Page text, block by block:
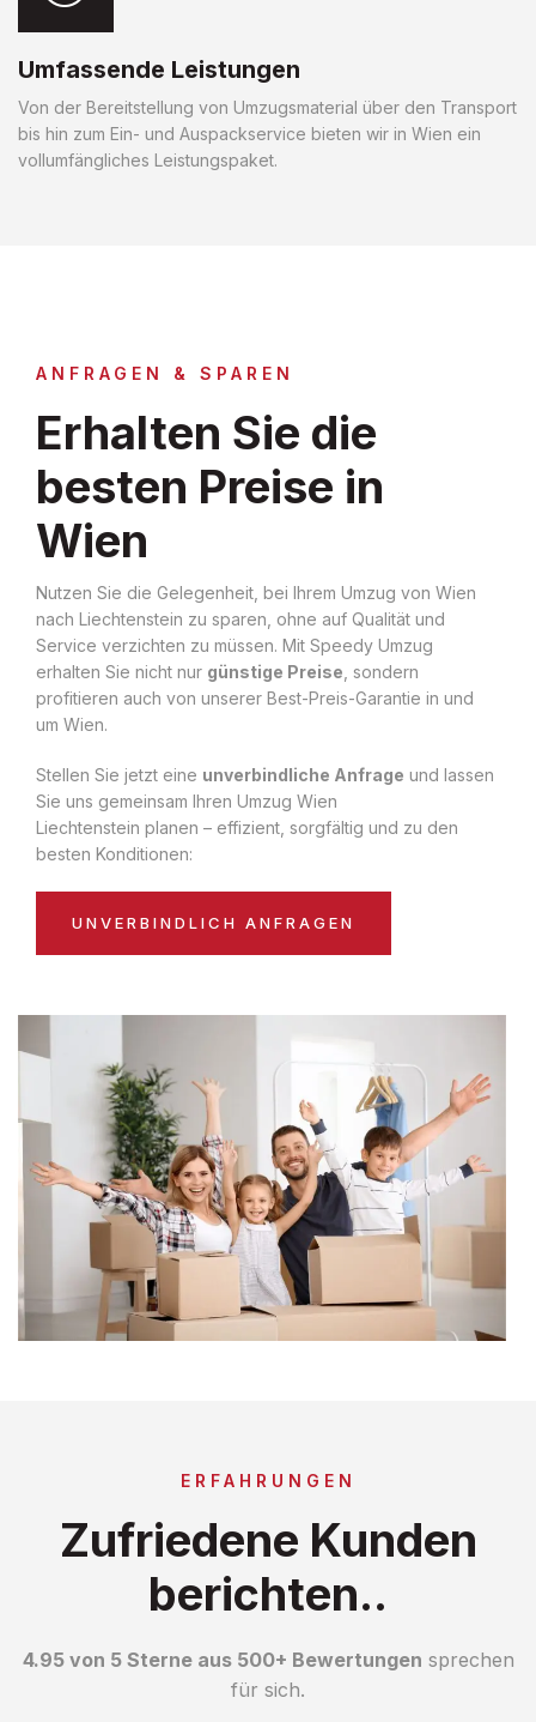
Umfassende Leistungen
Von der Bereitstellung von Umzugsmaterial über den Transport
bis hin zum Ein- und Auspackservice bieten wir in Wien ein
vollumfängliches Leistungspaket.
ANFRAGEN & SPAREN
Erhalten Sie die
besten Preise in
Wien
Nutzen Sie die Gelegenheit, bei Ihrem Umzug von Wien
nach Liechtenstein zu sparen, ohne auf Qualität und
Service verzichten zu müssen. Mit Speedy Umzug
erhalten Sie nicht nur günstige Preise , sondern
profitieren auch von unserer Best-Preis-Garantie in und
um Wien.
Stellen Sie jetzt eine unverbindliche Anfrage und lassen
Sie uns gemeinsam Ihren Umzug Wien
Liechtenstein planen – effizient, sorgfältig und zu den
besten Konditionen:
UNVERBINDLICH ANFRAGEN
ERFAHRUNGEN
Zufriedene Kunden
berichten..
4.95 von 5 Sterne aus 500+ Bewertungen sprechen
für sich.